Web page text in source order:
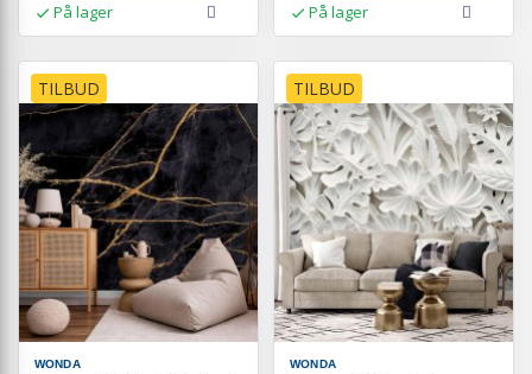
På lager På lager
TILBUD
WONDA
TILBUD
WONDA